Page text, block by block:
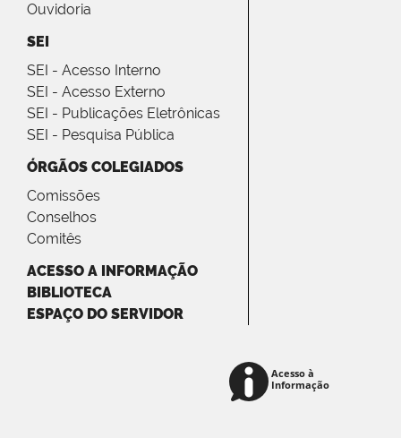
Ouvidoria
SEI
SEI - Acesso Interno
SEI - Acesso Externo
SEI - Publicações Eletrônicas
SEI - Pesquisa Pública
ÓRGÃOS COLEGIADOS
Comissões
Conselhos
Comitês
ACESSO A INFORMAÇÃO
BIBLIOTECA
ESPAÇO DO SERVIDOR